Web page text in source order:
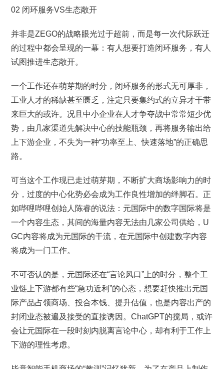
02 闭环服务VS生态敞开
并非是ZEGO的战略眼光过于超前，而是每一次代际跃迁
的过程中都会呈现的一幕：有人想要打造闭环服务，有人
试图推进生态敞开。
一个工作还在萌芽期的时分，闭环服务的形式无可厚非，
工业人才的稀缺甚至匮乏，注定只要集约式的立异才干带
来巨大的或许。况且中小企业在人才争夺战中常常短少优
势，由几家渠道先解决中心的技能瓶颈，再将服务输出给
上下游企业，不失为一种“功率至上、快速落地”的正确思
路。
可当这个工作现已走过萌芽期，不断扩大商场影响力的时
分，过度的中心化势必会成为工作良性增加的绊脚石。正
如哔哩哔哩创始人陈睿的说法：元国际中的数字国际将是
一个内容生态，其间的海量内容无法由几家公司供给，U
GC内容将成为元国际的干流，在元国际中创建数字内容
将成为一门工作。
不可否认的是，元国际还在“言论风口”上的时分，整个工
业链上下游都有些“急功近利”的心态，想要赶快推出元国
际产品占领商场、投合本钱、提升估值，也是内容出产的
封闭业态被遍及接受的直接诱因。ChatGPT的搅局，或许
会让元国际在一段时刻内脱离言论中心，却有利于工作上
下游的理性考虑。